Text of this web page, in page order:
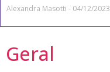
Alexandra Masotti 04/12/2023
Geral